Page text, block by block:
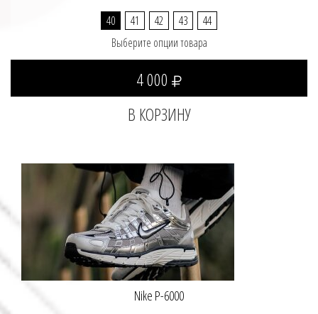
40 41 42 43
44
Выберите опции товара
4 000
Nike P-6000